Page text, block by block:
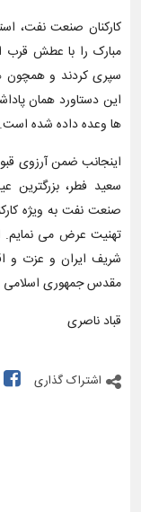
کارکنان صنعت نفت،
مبارک را با عطش
سپری کردند و همچون
این دستاورد همان
ها وعده داده شده است.
اینجانب ضمن آرزوی
سعید فطر، بزرگترین
صنعت نفت به ویژه
تهنیت عرض می نمایم.
شریف ایران و عزت و
مقدس جمهوری
قباد ناصری
اشتراک گذاری